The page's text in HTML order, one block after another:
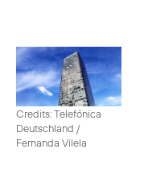
Credits: Telefónica
Deutschland /
Fernanda Vilela